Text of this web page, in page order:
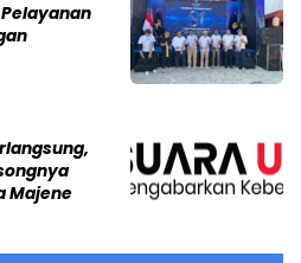
Majene